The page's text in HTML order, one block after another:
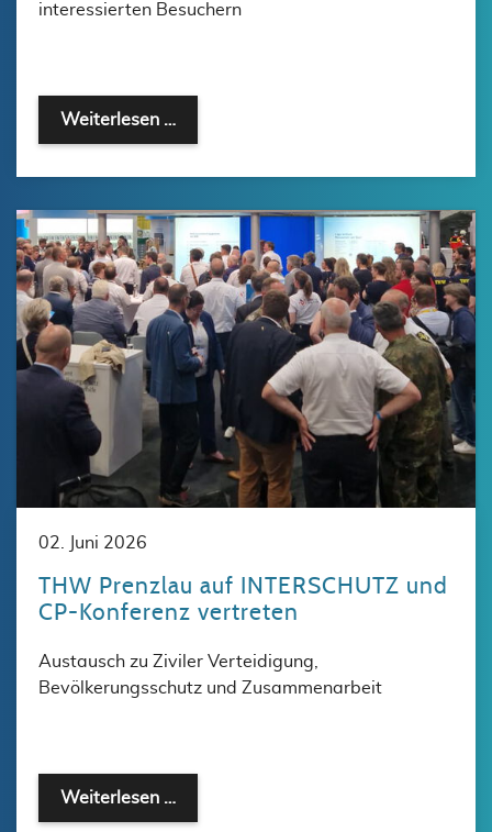
interessierten Besuchern
Weiterlesen …
02. Juni 2026
THW Prenzlau auf INTERSCHUTZ und
CP-Konferenz vertreten
Austausch zu Ziviler Verteidigung,
Bevölkerungsschutz und Zusammenarbeit
Weiterlesen …